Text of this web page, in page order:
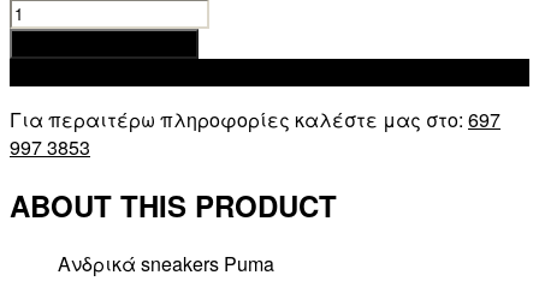
Για περαιτέρω πληροφορίες καλέστε μας στο: 697
997 3853
ABOUT THIS PRODUCT
Ανδρικά sneakers Puma